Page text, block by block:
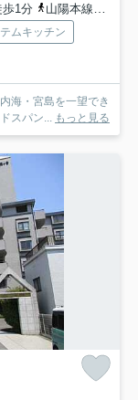
1分
山陽本線「新井口」駅 徒歩25分
ムキッチン
海・宮島を一望でき
スパン...
もっと見る